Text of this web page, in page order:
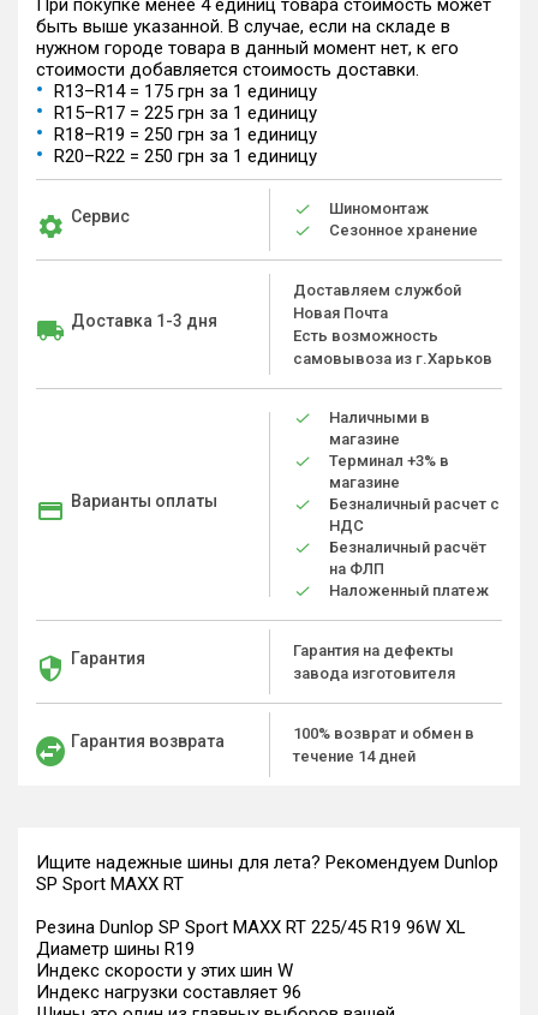
При покупке менее 4 единиц товара стоимость может
быть выше указанной. В случае, если на складе в
нужном городе товара в данный момент нет, к его
стоимости добавляется стоимость доставки.
R13–R14 = 175 грн за 1 единицу
R15–R17 = 225 грн за 1 единицу
R18–R19 = 250 грн за 1 единицу
R20–R22 = 250 грн за 1 единицу
Сервис
Шиномонтаж
Сезонное хранение
Доставка 1-3 дня
Доставляем службой
Новая Почта
Есть возможность
самовывоза из г.Харьков
Варианты оплаты
Наличными в
магазине
Терминал +3% в
магазине
Безналичный расчет с
НДС
Безналичный расчёт
на ФЛП
Наложенный платеж
Гарантия
Гарантия на дефекты
завода изготовителя
Гарантия возврата
100% возврат и обмен в
течение 14 дней
Ищите надежные шины для лета? Рекомендуем Dunlop
SP Sport MAXX RT
Резина Dunlop SP Sport MAXX RT 225/45 R19 96W XL
Диаметр шины R19
Индекс скорости у этих шин W
Индекс нагрузки составляет 96